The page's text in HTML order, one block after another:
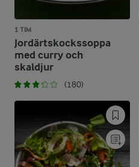
1 TIM
Jordärtskockssoppa
med curry och
skaldjur
(180)